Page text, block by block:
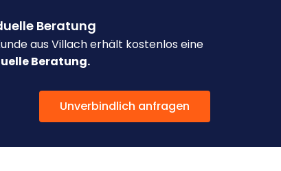
Beratung
aus Villach erhält kostenlos eine
Beratung.
Unverbindlich anfragen